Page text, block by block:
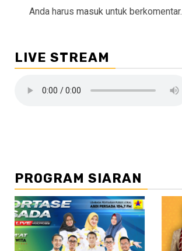
Anda harus masuk untuk berkomentar.
LIVE STREAM
PROGRAM SIARAN
//2